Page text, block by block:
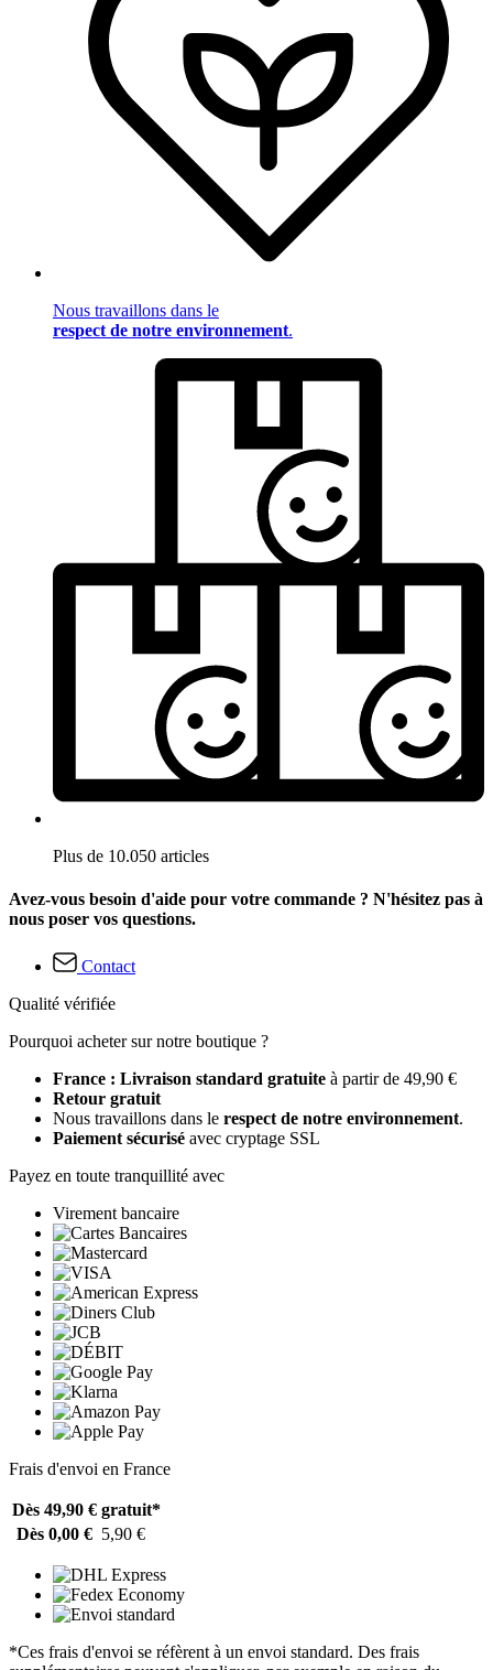
Nous travaillons dans le
respect de notre environnement.
Plus de 10.050 articles
Avez-vous besoin d'aide pour votre commande ? N'hésitez pas à
nous poser vos questions.
Contact
Qualité vérifiée
Pourquoi acheter sur notre boutique ?
France : Livraison standard gratuite à partir de 49,90 €
Retour gratuit
Nous travaillons dans le respect de notre environnement.
Paiement sécurisé avec cryptage SSL
Payez en toute tranquillité avec
Virement bancaire
Frais d'envoi en France
Dès 49,90 € gratuit*
Dès 0,00 € 5,90 €
*Ces frais d'envoi se réfèrent à un envoi standard. Des frais